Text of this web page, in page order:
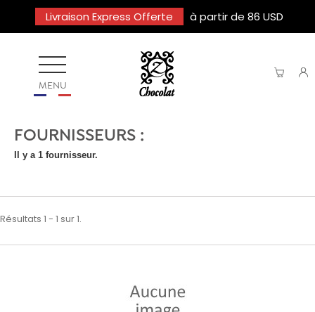
Livraison Express Offerte à partir de 86 USD
MENU
FOURNISSEURS :
Il y a 1 fournisseur.
Résultats 1 - 1 sur 1.